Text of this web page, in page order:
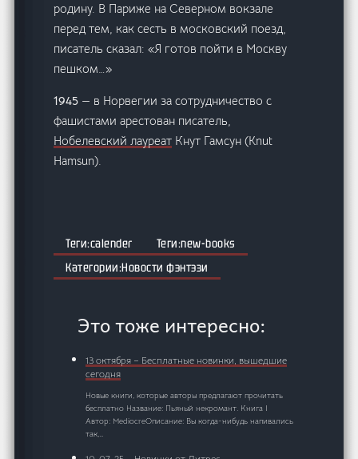
родину. В Париже на Северном вокзале
перед тем, как сесть в московский поезд,
писатель сказал: «Я готов пойти в Москву
пешком…»
1945 — в Норвегии за сотрудничество с
фашистами арестован писатель,
Нобелевский лауреат Кнут Гамсун (Knut
Hamsun).
calender
new-books
Новости фэнтэзи
Это тоже интересно:
13 октября – Бесплатные новинки, вышедшие
сегодня
Новые книги, которые авторы предлагают прочитать
бесплатно Название: Пьяный некромант. Книга I
Автор: MediocreОписание: Вы когда-нибудь напивались
так,…